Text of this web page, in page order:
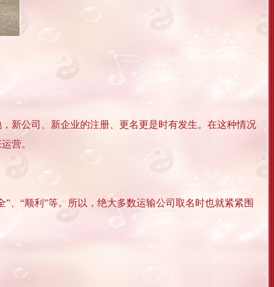
新公司、新企业的注册、更名更是时有发生。在这种情况
营。
、“顺利”等。所以，绝大多数运输公司取名时也就紧紧围